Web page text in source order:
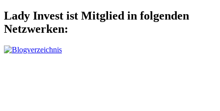
Lady Invest ist Mitglied in folgenden
Netzwerken: